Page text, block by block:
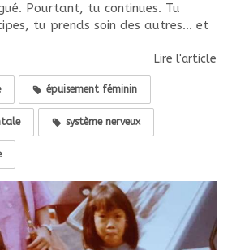
Pourtant, tu continues. Tu
tu prends soin des autres... et
Lire l'article
épuisement féminin
système nerveux